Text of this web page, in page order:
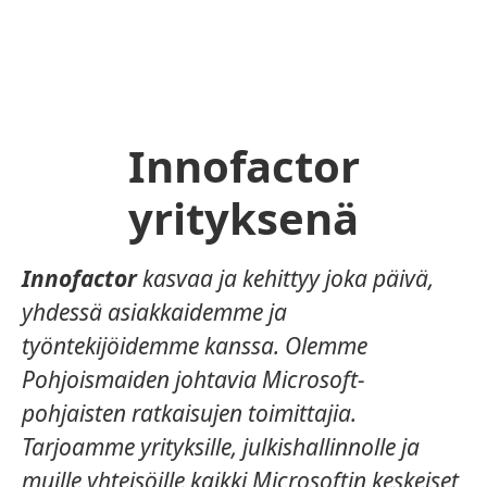
Innofactor
yrityksenä
Innofactorkasvaa ja kehittyy joka päivä,
yhdessä asiakkaidemme ja
työntekijöidemme kanssa. Olemme
Pohjoismaiden johtavia Microsoft-
pohjaisten ratkaisujen toimittajia.
Tarjoamme yrityksille, julkishallinnolle ja
muille yhteisöille kaikki Microsoftin keskeiset